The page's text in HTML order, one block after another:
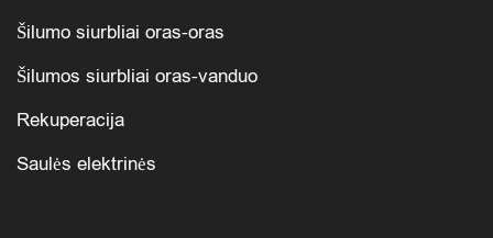
Šilumo siurbliai oras-oras
Šilumos siurbliai oras-vanduo
Rekuperacija
Saulės elektrinės